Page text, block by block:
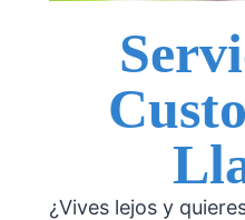
¿Vives lejos y